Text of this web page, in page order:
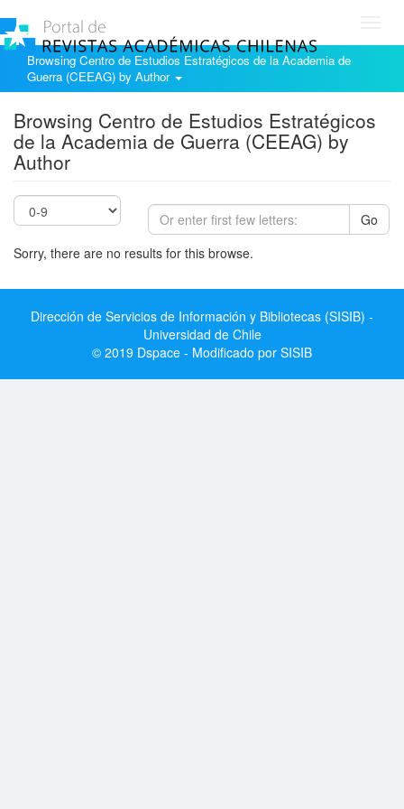
Browsing Centro de Estudios Estratégicos de la Academia de
Guerra (CEEAG) by Author
Browsing Centro de Estudios Estratégicos
de la Academia de Guerra (CEEAG) by
Author
Go
Sorry, there are no results for this browse.
Dirección de Servicios de Información y Bibliotecas (SISIB) -
Universidad de Chile
© 2019 Dspace - Modificado por SISIB